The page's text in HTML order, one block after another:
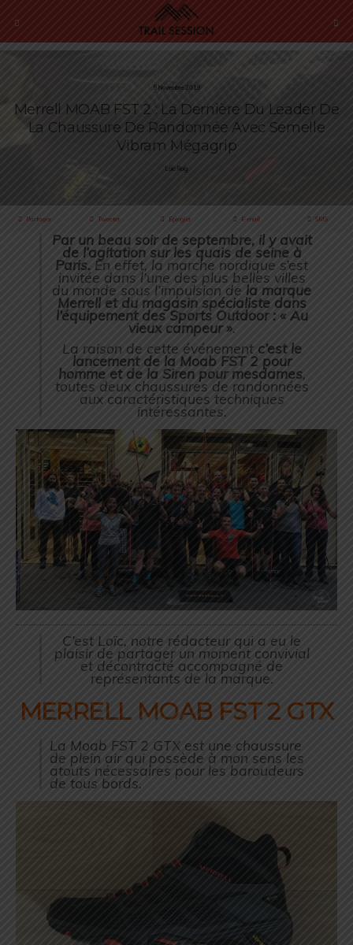
5 Novembre 2019
Merrell MOAB FST 2 : La Dernière Du Leader De
La Chaussure De Randonnée Avec Semelle
Vibram Mégagrip
Loïc Roig
Partager Tweeter Épingler E-mail SMS
Par un beau soir de septembre, il y avait
de l’agitation sur les quais de seine à
Paris. En effet, la marche nordique s’est
invitée dans l’une des plus belles villes
du monde sous l’impulsion de la marque
Merrell et du magasin spécialiste dans
l’équipement des Sports Outdoor : « Au
vieux campeur ».
La raison de cette événementc’est le
lancement de la Moab FST 2 pour
homme et de la Siren pour mesdames,
toutes deux chaussures de randonnées
aux caractéristiques techniques
intéressantes.
C’est Loïc, notre rédacteur qui a eu le
plaisir de partager un moment convivial
et décontracté accompagné de
représentants de la marque.
MERRELL MOAB FST 2 GTX
La Moab FST 2 GTX est une chaussure
de plein air qui possède à mon sens les
atouts nécessaires pour les baroudeurs
de tous bords.